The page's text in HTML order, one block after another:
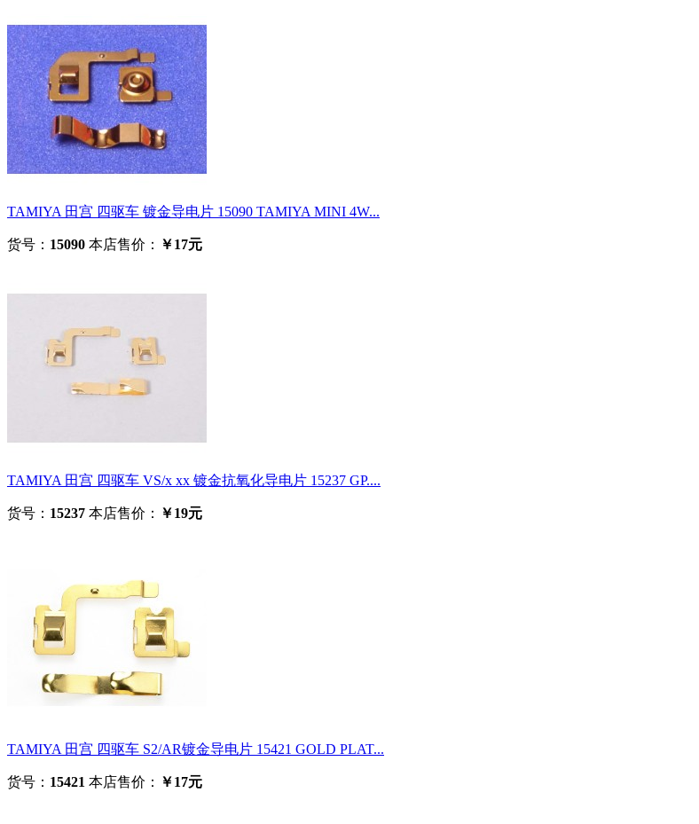
TAMIYA 田宫 四驱车 镀金导电片 15090 TAMIYA MINI 4W...
货号： 15090 本店售价： ￥17元
TAMIYA 田宫 四驱车 VS/x xx 镀金抗氧化导电片 15237 GP....
货号： 15237 本店售价： ￥19元
TAMIYA 田宫 四驱车 S2/AR镀金导电片 15421 GOLD PLAT...
货号： 15421 本店售价： ￥17元